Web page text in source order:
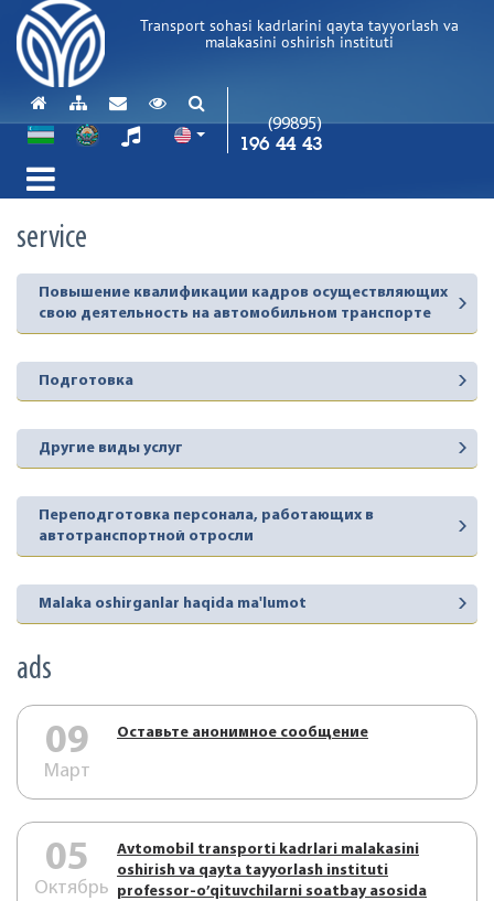
Transport sohasi kadrlarini qayta tayyorlash va
malakasini oshirish instituti
(99895)
196 44 43
service
Повышение квалификации кадров осуществляющих
свою деятельность на автомобильном транспорте
Подготовка
Другие виды услуг
Переподготовка персонала, работающих в
автотранспортной отросли
Malaka oshirganlar haqida ma'lumot
ads
09
Март
Оставьте анонимное сообщение
05
Октябрь
Аvtоmоbil trаnspоrti kаdrlаri mаlаkаsini
оshirish vа qаytа tаyyorlаsh instituti
prоfеssоr-o’qituvchilаrni sоаtbаy аsоsidа